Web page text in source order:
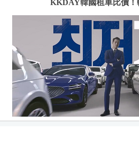
KKDAY韓國租車比價！